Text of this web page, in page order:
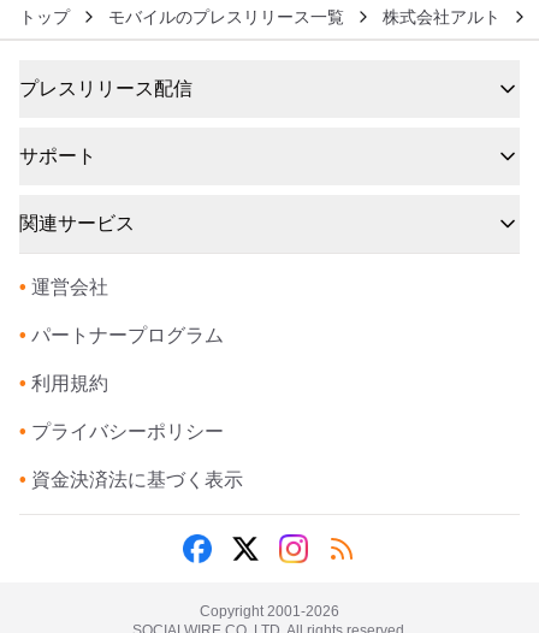
トップ モバイルのプレスリリース一覧 株式会社アルト
プレスリリース配信
サポート
関連サービス
• 運営会社
• パートナープログラム
• 利用規約
• プライバシーポリシー
• 資金決済法に基づく表示
Copyright 2001-2026